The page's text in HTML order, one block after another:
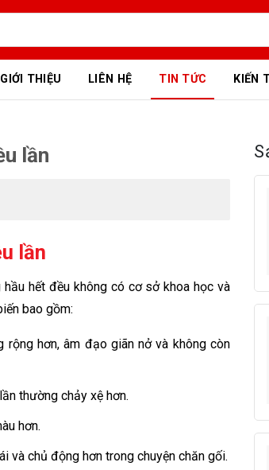
GIỚI THIỆU LIÊN HỆ TIN TỨC KIẾN
lần
lần
hết đều không có cơ sở khoa học và
bao gồm:
rộng hơn, âm đạo giãn nở và không còn
thường chảy xệ hơn.
hơn.
và chủ động hơn trong chuyện chăn gối.